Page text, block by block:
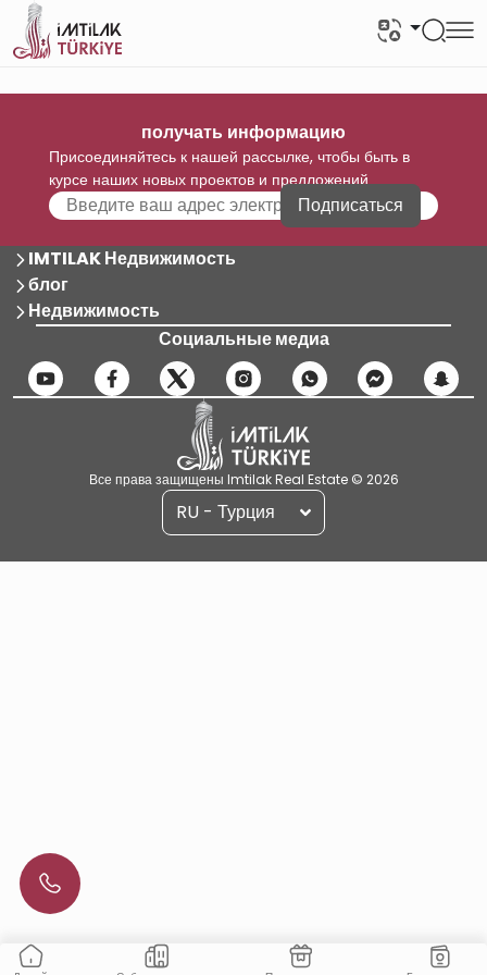
получать информацию
Присоединяйтесь к нашей рассылке, чтобы быть в
курсе наших новых проектов и предложений
Подписаться
IMTILAK Недвижимость
блог
Недвижимость
Социальные медиа
Все права защищены Imtilak Real Estate © 2026
RU - Турция